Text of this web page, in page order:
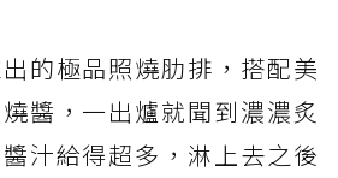
的極品照燒肋排，搭配美
醬，一出爐就聞到濃濃炙
汁給得超多，淋上去之後